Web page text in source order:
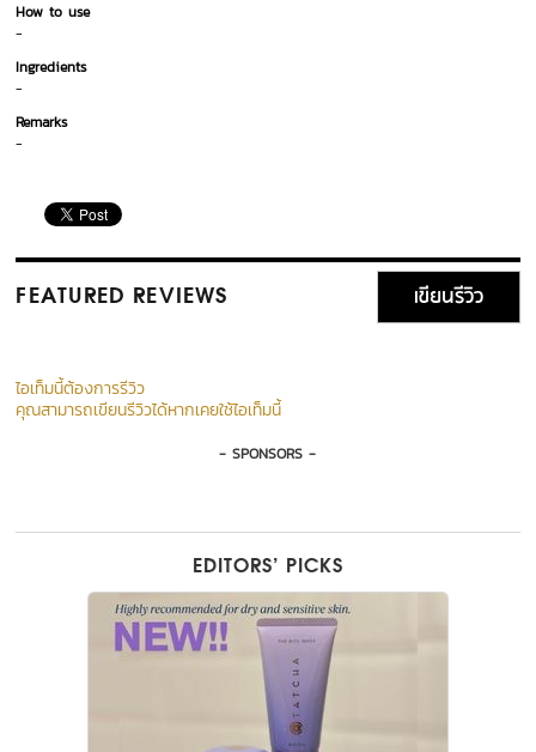
How to use
-
Ingredients
-
Remarks
-
FEATURED REVIEWS เขียนรีวิว
ไอเท็มนี้ต้องการรีวิว
คุณสามารถเขียนรีวิวได้หากเคยใช้ไอเท็มนี้
- SPONSORS -
EDITORS’ PICKS